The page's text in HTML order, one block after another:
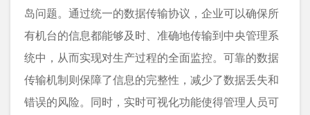
岛问题。通过统一的数据传输协议，企业可以确保所
有机台的信息都能够及时、准确地传输到中央管理系
统中，从而实现对生产过程的全面监控。可靠的数据
传输机制则保障了信息的完整性，减少了数据丢失和
错误的风险。同时，实时可视化功能使得管理人员可